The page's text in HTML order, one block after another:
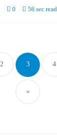
0 56 sec read
2 3 4
»